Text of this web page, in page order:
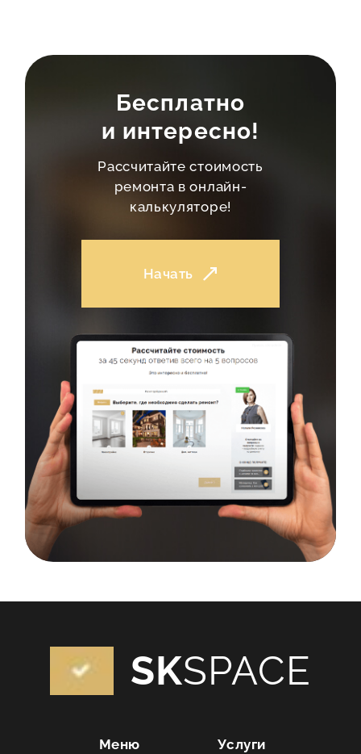
Бесплатно
и интересно!
Рассчитайте стоимость
ремонта в онлайн-
калькуляторе!
Начать
SKSPACE
Меню Услуги